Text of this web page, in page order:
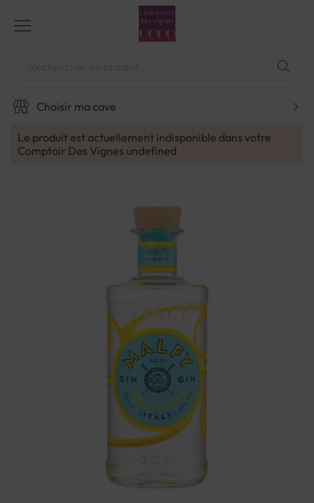
contenu
Choisir ma cave
Le produit est actuellement indisponible dans votre
Comptoir Des Vignes undefined